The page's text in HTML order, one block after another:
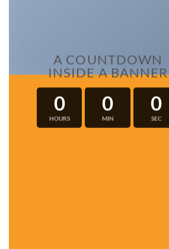
A COUNTDOWN
INSIDE A BANNER
0
HOURS
0
MIN
0
SEC